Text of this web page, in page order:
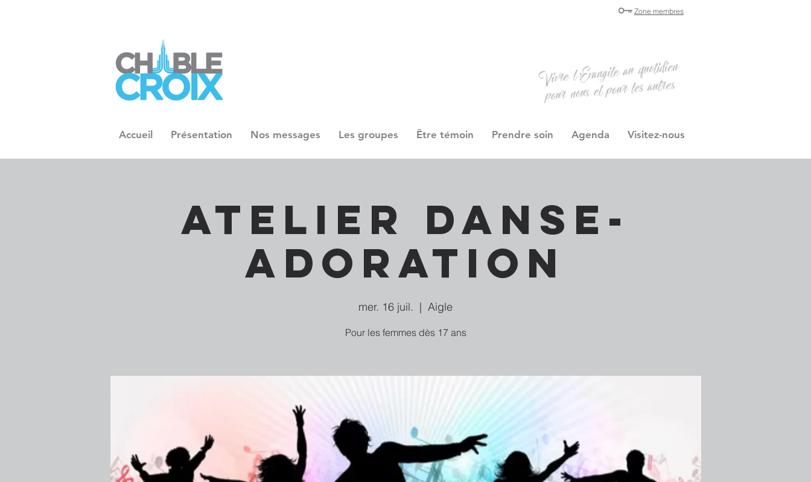
Zone membres
Accueil Présentation Nos messages Les groupes Être témoin Prendre soin Agenda Visitez-nous
Atelier Danse-
Adoration
mer. 16 juil.
  |
Aigle
Pour les femmes dès 17 ans